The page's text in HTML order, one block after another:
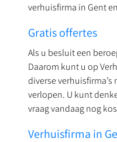
verhuisfirma in Gent
Gratis offertes
Als u besluit een
Daarom kunt u op
diverse
verlopen. U kunt
vraag vandaag nog
Verhuisfirma in